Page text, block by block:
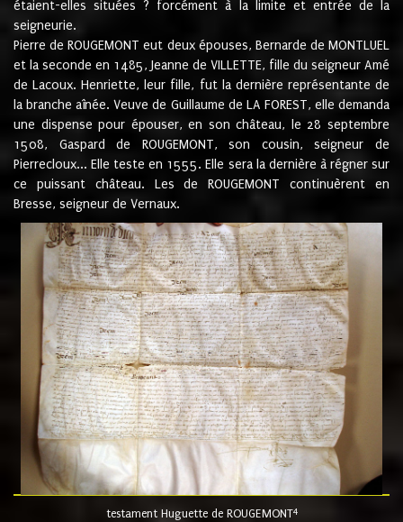
étaient-elles situées ? forcément à la limite et entrée de la
seigneurie.
Pierre de ROUGEMONT eut deux épouses, Bernarde de MONTLUEL
et la seconde en 1485, Jeanne de VILLETTE, fille du seigneur Amé
de Lacoux. Henriette, leur fille, fut la dernière représentante de
la branche aînée. Veuve de Guillaume de LA FOREST, elle demanda
une dispense pour épouser, en son château, le 28 septembre
1508, Gaspard de ROUGEMONT, son cousin, seigneur de
Pierrecloux... Elle teste en 1555. Elle sera la dernière à régner sur
ce puissant château. Les de ROUGEMONT continuèrent en
Bresse, seigneur de Vernaux.
testament Huguette de ROUGEMONT4